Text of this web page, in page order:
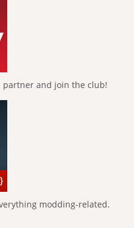
partner and join the club!
modding-related.